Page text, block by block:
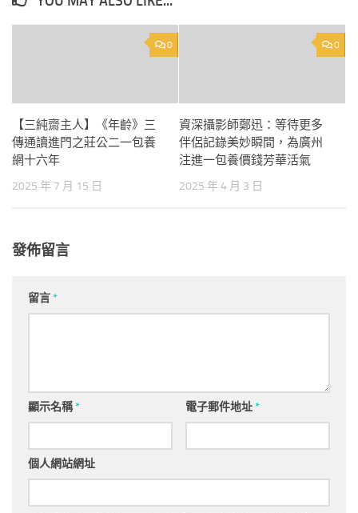
0
【三純齋主人】《年齡》三
傳通讀進門之莊公二一包養
網十六年
2025 年 7 月 15 日
0
資深攝影師鄭迅：等待更多
伴侶記錄美妙瞬間，為廣州
注進一包養價錢芳華活氣
2025 年 4 月 3 日
發佈留言
留言*
顯示名稱* 電子郵件地址*
個人網站網址